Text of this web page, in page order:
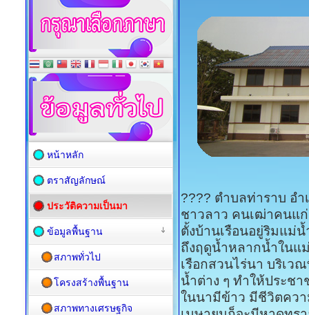
???? ตำบลท่าราบ อำ
ชาวลาว คนเฒ่าคนแ
ตั้งบ้านเรือนอยู่ริมแม่
ถึงฤดูน้ำหลากน้ำในแ
เรือกสวนไร่นา บริเว
น้ำต่าง ๆ ทำให้ประช
ในนามีข้าว มีชีวิตควา
หน้าหลัก
ตราสัญลักษณ์
ประวัติความเป็นมา
ข้อมูลพื้นฐาน
สภาพทั่วไป
โครงสร้างพื้นฐาน
สภาพทางเศรษฐกิจ